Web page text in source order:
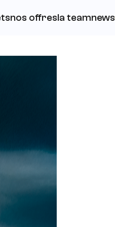
nos offresla teamnews